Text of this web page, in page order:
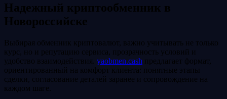
Надежный криптообменник в
Новороссийске
Выбирая обменник криптовалют, важно учитывать не только
курс, но и репутацию сервиса, прозрачность условий и
удобство взаимодействия. yaobmen.cash предлагает формат,
ориентированный на комфорт клиента: понятные этапы
сделки, согласование деталей заранее и сопровождение на
каждом шаге.